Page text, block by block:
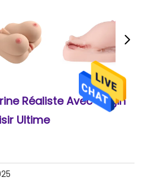
Réaliste Avec Vagin
Ultime